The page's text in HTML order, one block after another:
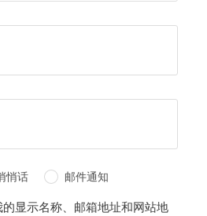
悄话 邮件通知
显示名称、邮箱地址和网站地